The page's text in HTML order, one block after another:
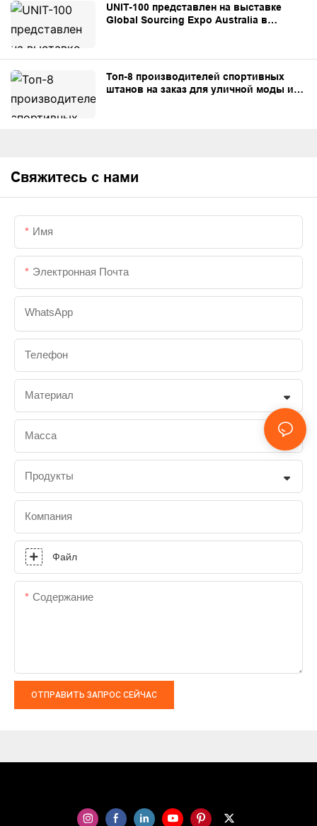
UNIT-100 представлен на выставке
Global Sourcing Expo Australia в
Топ-8 производителей спортивных
штанов на заказ для уличной моды и
Свяжитесь с нами
Имя
Электронная Почта
WhatsApp
Телефон
Материал
Масса
Продукты
Компания
Файл
Содержание
ОТПРАВИТЬ ЗАПРОС СЕЙЧАС